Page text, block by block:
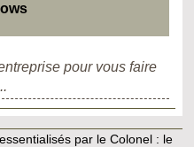
pour vous faire
par le Colonel : le